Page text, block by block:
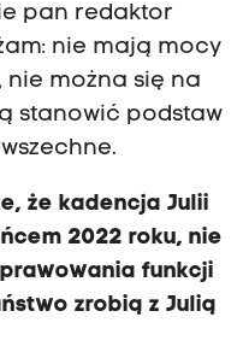
pan redaktor
nie mają mocy
nie można się na
stanowić podstaw
że kadencja Julii
2022 roku, nie
funkcji
zrobią z Julią